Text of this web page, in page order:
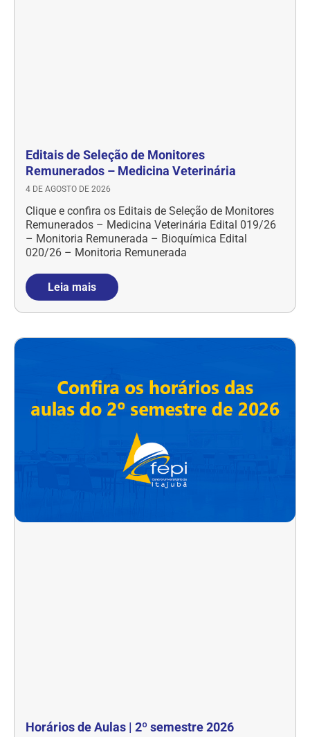
Editais de Seleção de Monitores
Remunerados – Medicina Veterinária
4 DE AGOSTO DE 2026
Clique e confira os Editais de Seleção de Monitores
Remunerados – Medicina Veterinária Edital 019/26
– Monitoria Remunerada – Bioquímica Edital
020/26 – Monitoria Remunerada
Leia mais
Horários de Aulas | 2º semestre 2026